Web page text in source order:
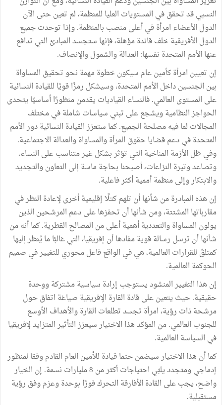
النسبي قد تحقق في المستويات العليا للمنظمة، لم تعين حتى الآن
الدول الأعضاء امرأة في أعلى منصب بالمنظمة. وإذا توحدت جميع
الدول الأفريقية خلف قائدة مؤهلة، فإنها ستجسد المبادئ التي تدافع
عنها الأمم المتحدة نفسها: العدالة والشمول والإنصاف.
إن تعيين امرأة كأمين عام سيكون خطوة مهمة نحو تحقيق المساواة
بين الجنسين داخل الأمم المتحدة، وسيشكل رمزًا قويًا للقيادة النسائية
على المستوى العالمي. فالنساء القياديات يقدمن منظورًا أساسيًا يتحدى
الحواجز النظامية ويشجع على تبني سياسات شاملة في مختلف
المجالات لما فيه مصلحة الجميع. كما ستعزز القيادة النسائية دور الأمم
المتحدة في دعم قضايا حقوق المرأة والمساواة والعدالة الاجتماعية.
وفي ظل الأزمة المناخية التي تؤثر بشكل غير متناسب على النساء،
وتصاعد وتيرة النزاعات، أصبحنا بحاجة ماسة إلى التعاون والتجديد
والابتكار وإلى منظمة أممية أكثر فاعلية.
إن هذه المبادرة من شأنها أن تلهم كتلًا إقليمية أخرى لإعادة النظر في
مقارباتها المشتتة، ومن شأنها أن تحفزها على دعم المرشحين الذين
يولون المساواة والتعددية أهمية أعلى من المصالح القطرية. كما أنه من
شأنها أن ترسل رسالة قوية مفادها أن إفريقيا، التي غالبًا ما يُنظر إليها
كمتلقّ للقرارات العالمية، هي في الواقع فاعل محوري للتغيير في صميم
الحوكمة العالمية.
إن هذا التغيير المنشود يستوجب إرادة سياسية مشتركة ووحدة
حقيقية. حيث يتعين على قادة القارة الإفريقية صياغة اتفاق حول
مرشحة ذات رؤية، امرأة تجسد تطلعات القارة والأهداف الأوسع
للجنوب العالمي. من المؤكد هذا الاختيار سيعزز التأثير المتزايد لإفريقيا
في السياسة العالمية.
كما أن هذا الاختيار سيضمن حتما قيادة للأمين العام القادم وفقا لمنظور
إدماجي ومتجدد يلبّي احتياجات أكثر من 8 مليارات نسمة. إن الخيار
واضح، يجب على القادة الأفارقة التحرك فورًا بوحدة وعزم وفق رؤية
مستقبلية.